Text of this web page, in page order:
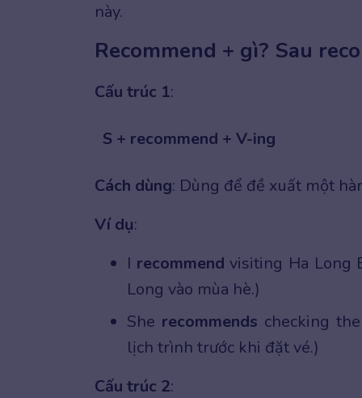
này.
Recommend + gì? Sau
Cấu trúc 1:
S + recommend + V-ing
Cách dùng: Dùng để đề xuất một
Ví dụ:
I recommend visiting Ha Long
Long vào mùa hè.)
She recommends checking
lịch trình trước khi đặt vé.)
Cấu trúc 2: